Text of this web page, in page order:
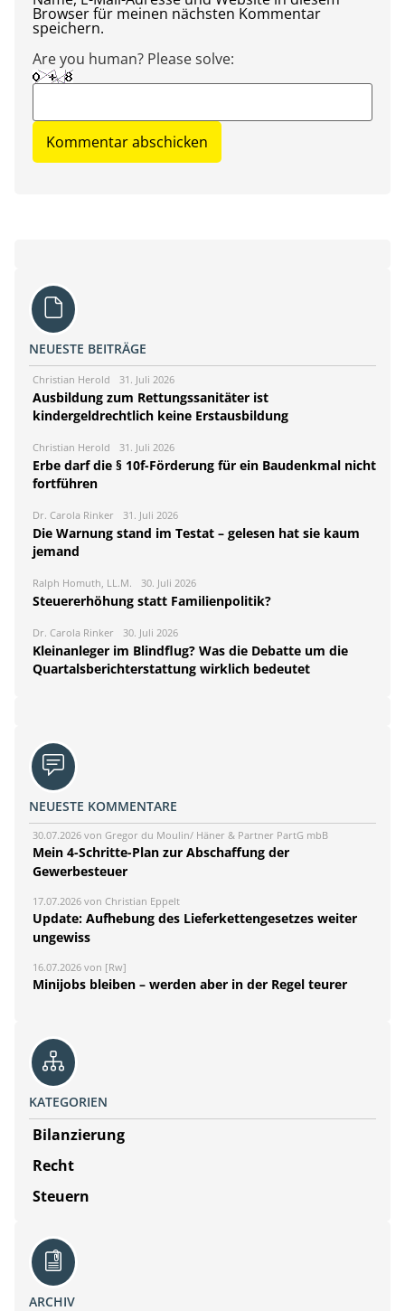
Browser für meinen nächsten Kommentar
speichern.
Are you human? Please solve:
NEUESTE BEITRÄGE
Christian Herold 31. Juli 2026
Ausbildung zum Rettungssanitäter ist
kindergeldrechtlich keine Erstausbildung
Christian Herold 31. Juli 2026
Erbe darf die § 10f-Förderung für ein Baudenkmal nicht
fortführen
Dr. Carola Rinker 31. Juli 2026
Die Warnung stand im Testat – gelesen hat sie kaum
jemand
Ralph Homuth, LL.M. 30. Juli 2026
Steuererhöhung statt Familienpolitik?
Dr. Carola Rinker 30. Juli 2026
Kleinanleger im Blindflug? Was die Debatte um die
Quartalsberichterstattung wirklich bedeutet
NEUESTE KOMMENTARE
30.07.2026 von Gregor du Moulin/ Häner & Partner PartG mbB
Mein 4-Schritte-Plan zur Abschaffung der
Gewerbesteuer
17.07.2026 von Christian Eppelt
Update: Aufhebung des Lieferkettengesetzes weiter
ungewiss
16.07.2026 von [Rw]
Minijobs bleiben – werden aber in der Regel teurer
KATEGORIEN
Bilanzierung
Recht
Steuern
ARCHIV